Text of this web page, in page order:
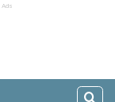
Ads